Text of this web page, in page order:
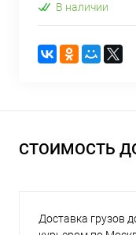
В наличии
СТОИМОСТЬ
Доставка грузов